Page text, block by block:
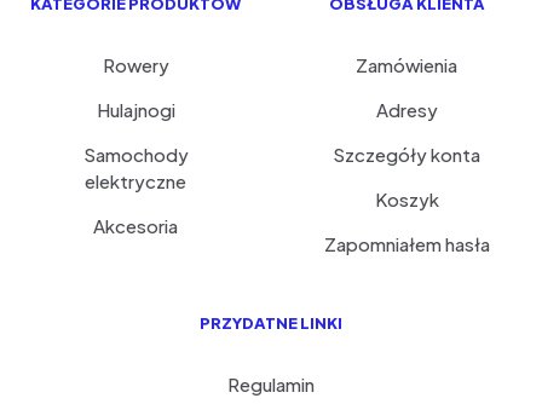
Rowery
Hulajnogi
Samochody
elektryczne
Akcesoria
Zamówienia
Adresy
Szczegóły konta
Koszyk
Zapomniałem hasła
PRZYDATNE LINKI
Regulamin